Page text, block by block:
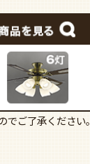
ご了承ください。